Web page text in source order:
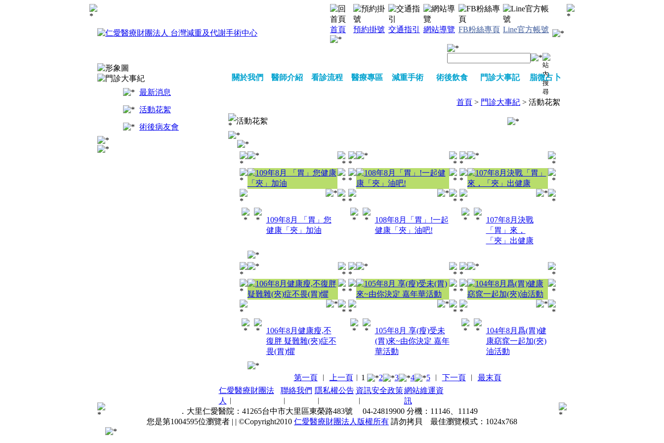
首頁 預約掛號 交通指引 網站導覽 FB粉絲專頁 Line官方帳號
最新消息
活動花絮
術後病友會
關於我們 醫師介紹 看診流程 醫療專區 減重手術 術後飲食 門診大事記 脂微占卜
首頁 > 門診大事紀 > 活動花絮
活動花絮
109年8月 「胃」您
健康「夾」加油
108年8月「胃」!一起
健康「夾」油吧!
107年8月決戰
「胃」來，
「夾」出健康
106年8月健康瘦,不
復胖 疑難雜(夾)症不
畏(胃)懼
105年8月 享(瘦)受未
(胃)來~由你決定 嘉年
華活動
104年8月爲(胃)健
康窈窕一起加(夾)
油活動
第一頁︱ 上一頁︱ 1 2 3 4 5︱ 下一頁︱ 最末頁
仁愛醫療財團法
人
︱
聯絡我們
︱
隱私權公告
︱
資訊安全政策
︱
網站維運資
訊
．大里仁愛醫院：41265台中市大里區東榮路483號 04-24819900 分機：11146、11149
您是第1004595位瀏覽者 | | ©Copyright2010 仁愛醫療財團法人版權所有 請勿拷貝 最佳瀏覽模式：1024x768